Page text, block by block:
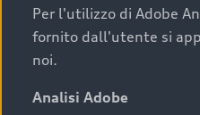
I requisiti fondamentali da
acquistare un’auto usata,
Per l'utilizzo di Adobe
fornito dall'utente si
noi.
Analisi Adobe